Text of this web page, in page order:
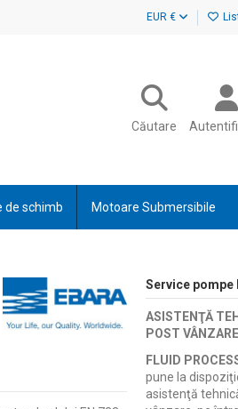
EUR €
Căutare
de schimb Motoare Submersibile
Service pompe
ASISTENŢĂ
POST VÂNZARE
FLUID
pune la
asistenţă